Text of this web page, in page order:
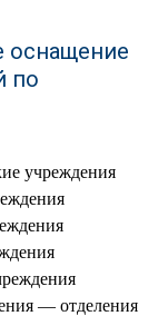
оснащение
по
учреждения
— отделения